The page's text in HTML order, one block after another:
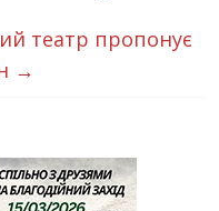
театр пропонує
→